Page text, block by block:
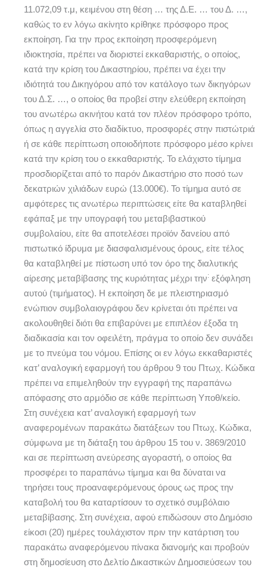
11.072,09 τ.μ, κειμένου στη θέση … της Δ.Ε. … του Δ. …,
καθώς το εν λόγω ακίνητο κρίθηκε πρόσφορο προς
εκποίηση. Για την προς εκποίηση προσφερόμενη
ιδιοκτησία, πρέπει να διοριστεί εκκαθαριστής, ο οποίος,
κατά την κρίση του Δικαστηρίου, πρέπει να έχει την
ιδιότητά του Δικηγόρου από τον κατάλογο των δικηγόρων
του Δ.Σ. …, ο οποίος θα προβεί στην ελεύθερη εκποίηση
του ανωτέρω ακινήτου κατά τον πλέον πρόσφορο τρόπο,
όπως η αγγελία στο διαδίκτυο, προσφορές στην πιστώτριά
ή σε κάθε περίπτωση οποιοδήποτε πρόσφορο μέσο κρίνει
κατά την κρίση του ο εκκαθαριστής. Το ελάχιστο τίμημα
προσδιορίζεται από το παρόν Δικαστήριο στο ποσό των
δεκατριών χιλιάδων ευρώ (13.000€). Το τίμημα αυτό σε
αμφότερες τις ανωτέρω περιπτώσεις είτε θα καταβληθεί
εφάπαξ με την υπογραφή του μεταβιβαστικού
συμβολαίου, είτε θα αποτελέσει προϊόν δανείου από
πιστωτικό ίδρυμα με διασφαλισμένους όρους, είτε τέλος
θα καταβληθεί με πίστωση υπό τον όρο της διαλυτικής
αίρεσης μεταβίβασης της κυριότητας μέχρι την: εξόφληση
αυτού (τιμήματος). Η εκποίηση δε με πλειστηριασμό
ενώπιον συμβολαιογράφου δεν κρίνεται ότι πρέπει να
ακολουθηθεί διότι θα επιβαρύνει με επιπλέον έξοδα τη
διαδικασία και τον οφειλέτη, πράγμα το οποίο δεν συνάδει
με το πνεύμα του νόμου. Επίσης οι εν λόγω εκκαθαριστές
κατ’ αναλογική εφαρμογή του άρθρου 9 του Πτωχ. Κώδικα
πρέπει να επιμεληθούν την εγγραφή της παραπάνω
απόφασης στο αρμόδιο σε κάθε περίπτωση Υποθ/κείο.
Στη συνέχεια κατ’ αναλογική εφαρμογή των
αναφερομένων παρακάτω διατάξεων του Πτωχ. Κώδικα,
σύμφωνα με τη διάταξη του άρθρου 15 του ν. 3869/2010
και σε περίπτωση ανεύρεσης αγοραστή, ο οποίος θα
προσφέρει το παραπάνω τίμημα και θα δύναται να
τηρήσει τους προαναφερόμενους όρους ως προς την
καταβολή του θα καταρτίσουν το σχετικό συμβόλαιο
μεταβίβασης. Στη συνέχεια, αφού επιδώσουν στο Δημόσιο
είκοσι (20) ημέρες τουλάχιστον πριν την κατάρτιση του
παρακάτω αναφερόμενου πίνακα διανομής και προβούν
στη δημοσίευση στο Δελτίο Δικαστικών Δημοσιεύσεων του